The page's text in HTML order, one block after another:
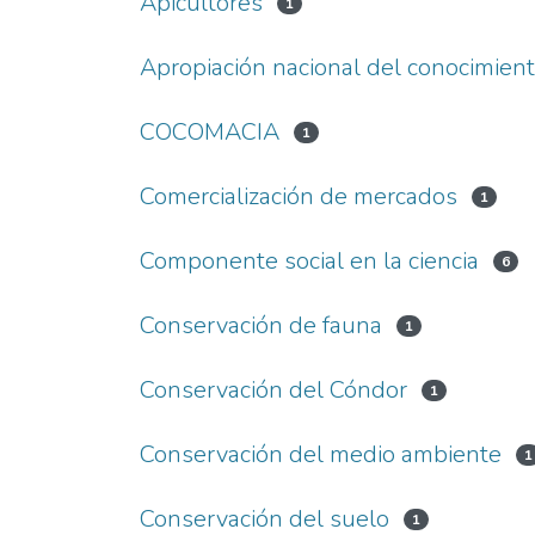
Apropiación nacional del
COCOMACIA
1
Comercialización de mercados 1
Componente social en la ciencia 6
Conservación de fauna 1
Conservación del Cóndor 1
Conservación del medio ambiente 1
Conservación del suelo 1